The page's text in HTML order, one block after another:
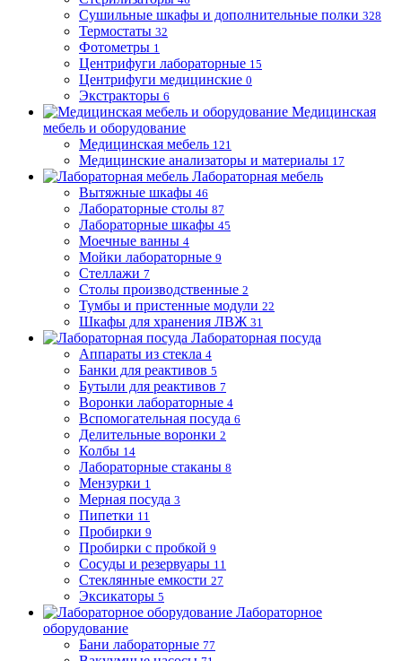
Сушильные шкафы и дополнительные полки 328
Термостаты 32
Фотометры 1
Центрифуги лабораторные 15
Центрифуги медицинские 0
Экстракторы 6
Медицинская
мебель и оборудование
Медицинская мебель 121
Медицинские анализаторы и материалы 17
Лабораторная мебель
Вытяжные шкафы 46
Лабораторные столы 87
Лабораторные шкафы 45
Моечные ванны 4
Мойки лабораторные 9
Стеллажи 7
Столы производственные 2
Тумбы и пристенные модули 22
Шкафы для хранения ЛВЖ 31
Лабораторная посуда
Аппараты из стекла 4
Банки для реактивов 5
Бутыли для реактивов 7
Воронки лабораторные 4
Вспомогательная посуда 6
Делительные воронки 2
Колбы 14
Лабораторные стаканы 8
Мензурки 1
Мерная посуда 3
Пипетки 11
Пробирки 9
Пробирки с пробкой 9
Сосуды и резервуары 11
Стеклянные емкости 27
Эксикаторы 5
Лабораторное
оборудование
Бани лабораторные 77